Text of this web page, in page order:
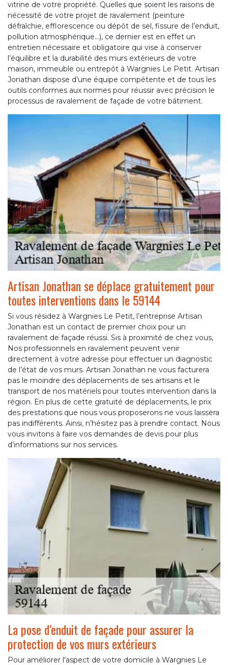
vitrine de votre propriété. Quelles que soient les raisons de
nécessité de votre projet de ravalement (peinture
défraîchie, efflorescence ou dépôt de sel, fissure de l’enduit,
pollution atmosphérique…), ce dernier est en effet un
entretien nécessaire et obligatoire qui vise à conserver
l’équilibre et la durabilité des murs extérieurs de votre
maison, immeuble ou entrepôt à Wargnies Le Petit. Artisan
Jonathan dispose d’une équipe compétente et de tous les
outils conformes aux normes pour réussir avec précision le
processus de ravalement de façade de votre bâtiment.
Artisan Jonathan se déplace gratuitement pour
toutes interventions dans le 59144
Si vous résidez à Wargnies Le Petit, l’entreprise Artisan
Jonathan est un contact de premier choix pour un
ravalement de façade réussi. Sis à proximité de chez vous,
Nos professionnels en ravalement peuvent venir
directement à votre adresse pour effectuer un diagnostic
de l’état de vos murs. Artisan Jonathan ne vous facturera
pas le moindre des déplacements de ses artisans et le
transport de nos matériels pour toutes intervention dans la
région. En plus de cette gratuité de déplacements, le prix
des prestations que nous vous proposerons ne vous laissera
pas indifférents. Ainsi, n’hésitez pas à prendre contact. Nous
vous invitons à faire vos demandes de devis pour plus
d’informations sur nos services.
La pose d’enduit de façade pour assurer la
protection de vos murs extérieurs
Pour améliorer l'aspect de votre domicile à Wargnies Le